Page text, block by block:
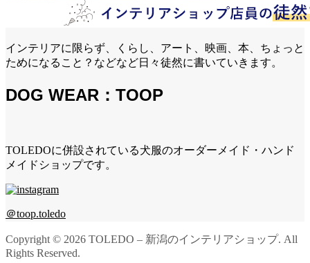
インテリアに限らず、くらし、アート、映画、本、ちょっと
ためになること？などなど日々徒然に書いていきます。
DOG WEAR：TOOP
TOLEDOに併設されている犬服のオーダーメイド・ハンド
メイドショップです。
＠toop.toledo
Copyright © 2026 TOLEDO – 新潟のインテリアショップ. All
Rights Reserved.